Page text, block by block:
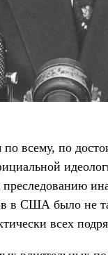
всему, по
в США было не
всех